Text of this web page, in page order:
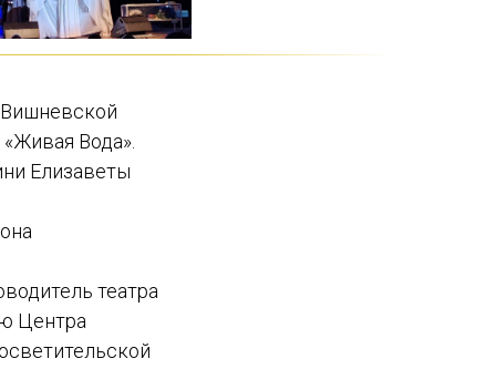
Вода».
Елизаветы
театра
Центра